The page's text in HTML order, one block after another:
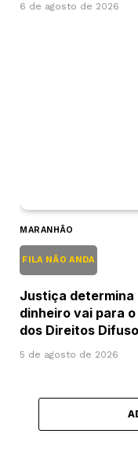
6 de agosto de 2026
MARANHÃO
FILA NÃO ANDA
Justiça determina
dinheiro vai para
dos Direitos
5 de agosto de 2026